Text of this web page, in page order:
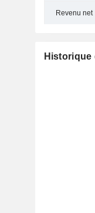
Revenu net
Historique